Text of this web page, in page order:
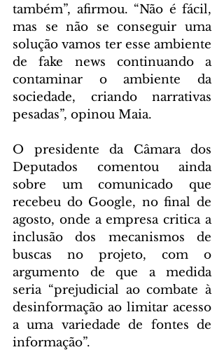
também”, afirmou. “Não é fácil,
mas se não se conseguir uma
solução vamos ter esse ambiente
de fake news continuando a
contaminar o ambiente da
sociedade, criando narrativas
pesadas”, opinou Maia.
O presidente da Câmara dos
Deputados comentou ainda
sobre um comunicado que
recebeu do Google, no final de
agosto, onde a empresa critica a
inclusão dos mecanismos de
buscas no projeto, com o
argumento de que a medida
seria “prejudicial ao combate à
desinformação ao limitar acesso
a uma variedade de fontes de
informação”.